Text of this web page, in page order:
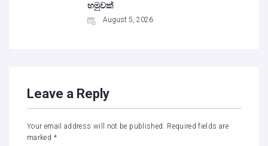
හමුවක්
August 5, 2026
Leave a Reply
Your email address will not be published. Required fields are
marked *